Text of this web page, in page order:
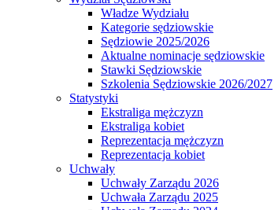
Władze Wydziału
Kategorie sędziowskie
Sędziowie 2025/2026
Aktualne nominacje sędziowskie
Stawki Sędziowskie
Szkolenia Sędziowskie 2026/2027
Statystyki
Ekstraliga mężczyzn
Ekstraliga kobiet
Reprezentacja mężczyzn
Reprezentacja kobiet
Uchwały
Uchwały Zarządu 2026
Uchwała Zarządu 2025